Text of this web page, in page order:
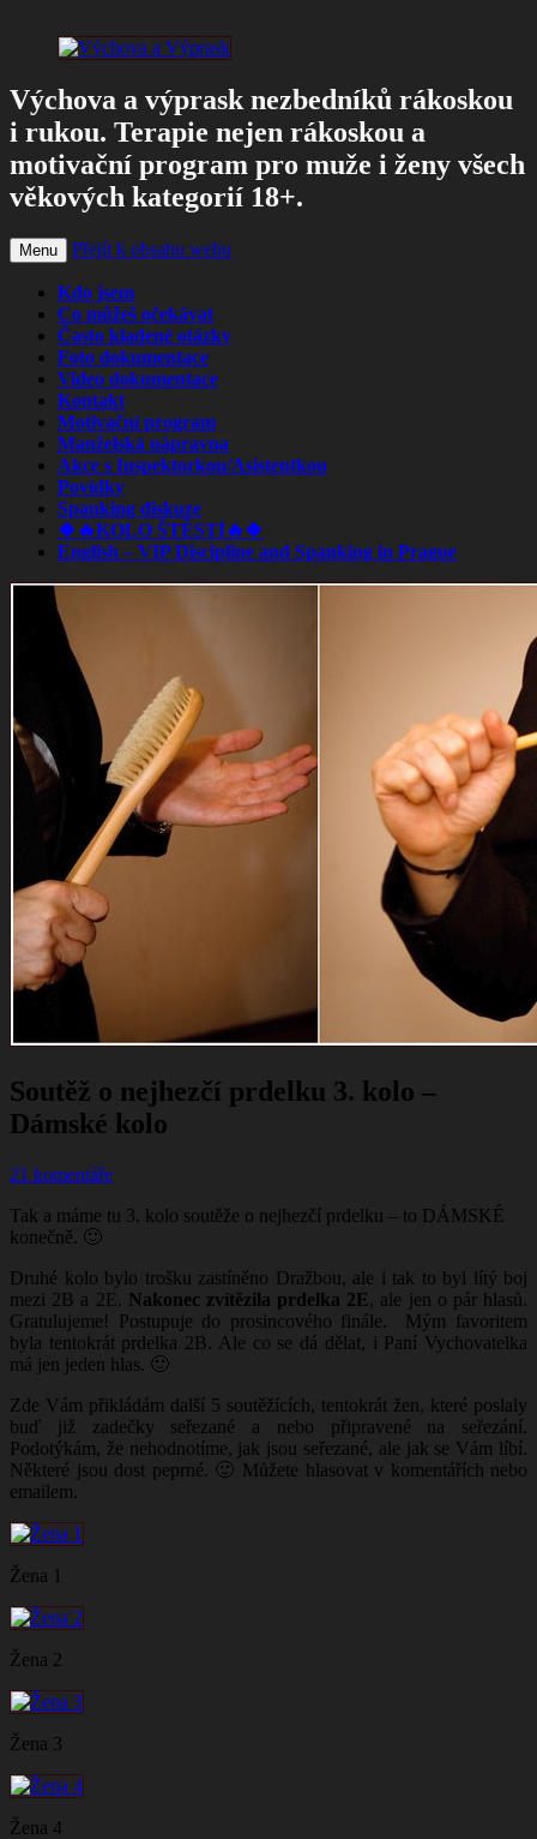
Výchova a výprask nezbedníků rákoskou
i rukou. Terapie nejen rákoskou a
motivační program pro muže i ženy všech
věkových kategorií 18+.
Menu Přejít k obsahu webu
Kdo jsem
Co můžeš očekávat
Často kladené otázky
Foto dokumentace
Video dokumentace
Kontakt
Motivační program
Manželská nápravna
Akce s Inspektorkou/Asistentkou
Povídky
Spanking diskuze
🍀🔥KOLO ŠTĚSTÍ🔥🍀
English – VIP Discipline and Spanking in Prague
Soutěž o nejhezčí prdelku 3. kolo –
Dámské kolo
21 komentáře
Tak a máme tu 3. kolo soutěže o nejhezčí prdelku – to DÁMSKÉ
konečně. 🙂
Druhé kolo bylo trošku zastíněno Dražbou, ale i tak to byl lítý boj
mezi 2B a 2E. Nakonec zvítězila prdelka 2E, ale jen o pár hlasů.
Gratulujeme! Postupuje do prosincového finále. Mým favoritem
byla tentokrát prdelka 2B. Ale co se dá dělat, i Paní Vychovatelka
má jen jeden hlas. 🙂
Zde Vám přikládám další 5 soutěžících, tentokrát žen, které poslaly
buď již zadečky seřezané a nebo připravené na seřezání.
Podotýkám, že nehodnotíme, jak jsou seřezané, ale jak se Vám líbí.
Některé jsou dost peprné. 🙂 Můžete hlasovat v komentářích nebo
emailem.
Žena 1
Žena 2
Žena 3
Žena 4